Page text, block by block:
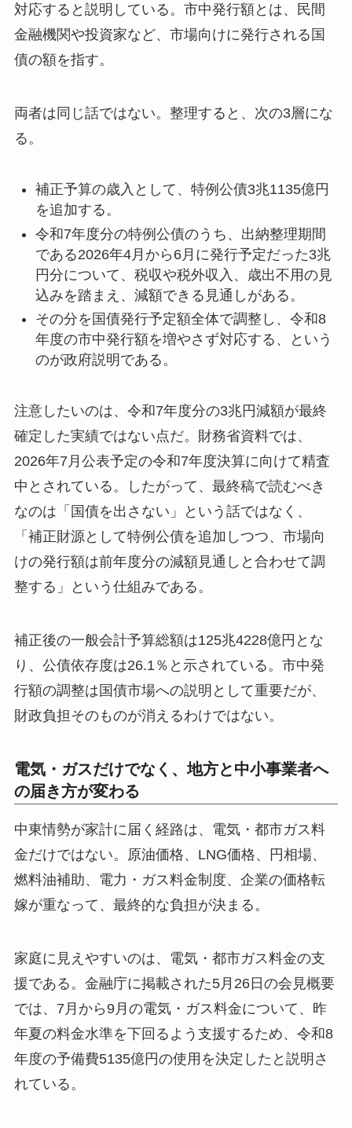
対応すると説明している。市中発行額とは、民間
金融機関や投資家など、市場向けに発行される国
債の額を指す。
両者は同じ話ではない。整理すると、次の3層にな
る。
補正予算の歳入として、特例公債3兆1135億円
を追加する。
令和7年度分の特例公債のうち、出納整理期間
である2026年4月から6月に発行予定だった3兆
円分について、税収や税外収入、歳出不用の見
込みを踏まえ、減額できる見通しがある。
その分を国債発行予定額全体で調整し、令和8
年度の市中発行額を増やさず対応する、という
のが政府説明である。
注意したいのは、令和7年度分の3兆円減額が最終
確定した実績ではない点だ。財務省資料では、
2026年7月公表予定の令和7年度決算に向けて精査
中とされている。したがって、最終稿で読むべき
なのは「国債を出さない」という話ではなく、
「補正財源として特例公債を追加しつつ、市場向
けの発行額は前年度分の減額見通しと合わせて調
整する」という仕組みである。
補正後の一般会計予算総額は125兆4228億円とな
り、公債依存度は26.1％と示されている。市中発
行額の調整は国債市場への説明として重要だが、
財政負担そのものが消えるわけではない。
電気・ガスだけでなく、地方と中小事業者へ
の届き方が変わる
中東情勢が家計に届く経路は、電気・都市ガス料
金だけではない。原油価格、LNG価格、円相場、
燃料油補助、電力・ガス料金制度、企業の価格転
嫁が重なって、最終的な負担が決まる。
家庭に見えやすいのは、電気・都市ガス料金の支
援である。金融庁に掲載された5月26日の会見概要
では、7月から9月の電気・ガス料金について、昨
年夏の料金水準を下回るよう支援するため、令和8
年度の予備費5135億円の使用を決定したと説明さ
れている。